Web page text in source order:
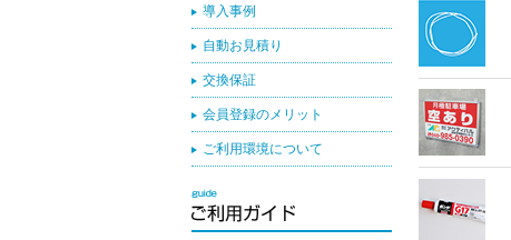
導入事例
自動お見積り
交換保証
会員登録のメリット
ご利用環境について